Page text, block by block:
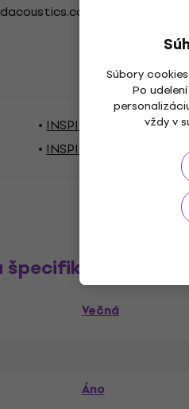
Súbory
Po
vždy v
register
INSPIRED ACOUSTICS
INSPIRED
Večná
Áno